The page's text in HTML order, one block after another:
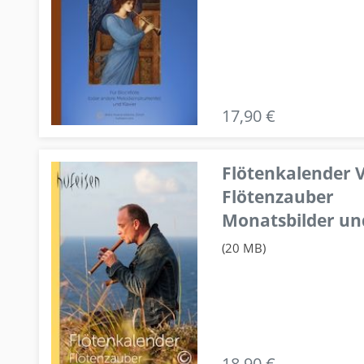
17,90 €
Flötenkalender
Flötenzauber
Monatsbilder
(20 MB)